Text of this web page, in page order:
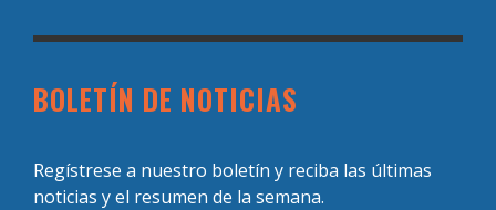
BOLETÍN DE NOTICIAS
Regístrese a nuestro boletín y reciba las últimas
noticias y el resumen de la semana.